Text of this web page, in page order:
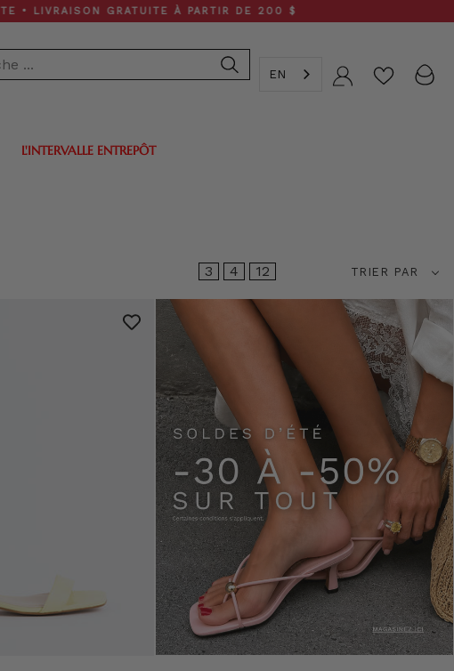
GRATUITE À PARTIR DE 200 $
EN Compte
L'INTERVALLE ENTREPÔT
3 4 12
Trier
par
TRIER PAR